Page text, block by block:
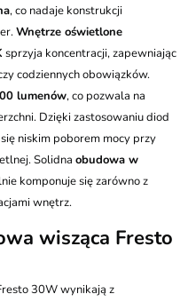
, co nadaje konstrukcji
Wnętrze oświetlone
sprzyja koncentracji, zapewniając
codziennych obowiązków.
lumenów, co pozwala na
Dzięki zastosowaniu diod
niskim poborem mocy przy
Solidna obudowa w
komponuje się zarówno z
wnętrz.
wisząca Fresto
30W wynikają z